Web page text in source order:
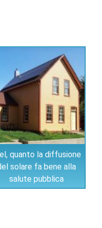
quanto la diffusione
solare fa bene alla
salute pubblica